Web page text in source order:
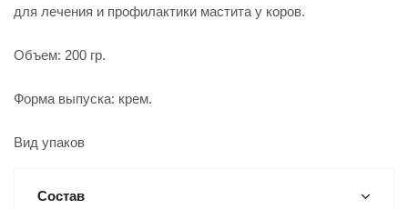
для лечения и профилактики мастита у коров.
Объем: 200 гр.
Форма выпуска: крем.
Вид упаков
Состав